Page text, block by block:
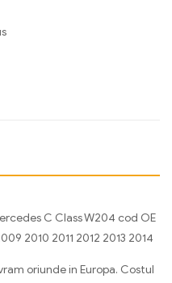
C Class W204 cod OE
2010 2011 2012 2013 2014
oriunde in Europa. Costul